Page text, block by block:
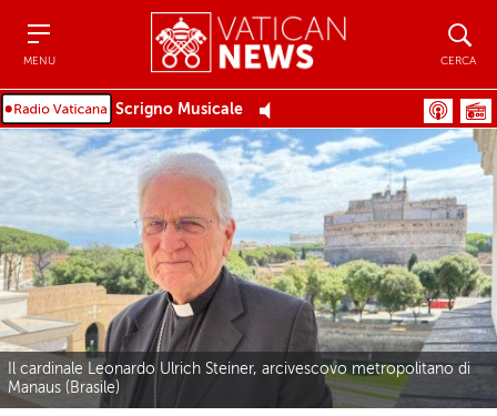
MENU CERCA
Scrigno Musicale
Il cardinale Leonardo Ulrich Steiner, arcivescovo metropolitano di
Manaus (Brasile)